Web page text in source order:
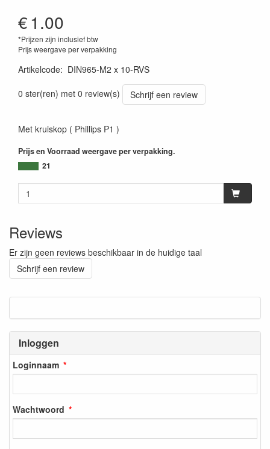
Inloggen
Loginnaam
Wachtwoord
€1.00
*Prijzen zijn inclusief btw
Prijs weergave per verpakking
Artikelcode: DIN965-M2 x 10-RVS
0 ster(ren) met 0 review(s)
Schrijf een review
Met kruiskop ( Phillips P1 )
Prijs en Voorraad weergave per verpakking.
21
Reviews
Er zijn geen reviews beschikbaar in de huidige taal
Schrijf een review